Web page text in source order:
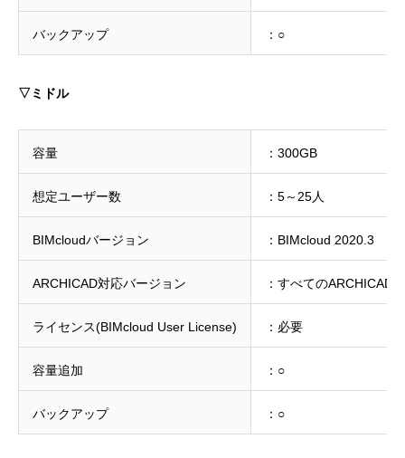
バックアップ ：○
▽ミドル
容量 ：300GB
想定ユーザー数 ：5～25人
BIMcloudバージョン ：BIMcloud 2020.3
ARCHICAD対応バージョン ：すべてのARCHICAD
ライセンス(BIMcloud User License) ：必要
容量追加 ：○
バックアップ ：○